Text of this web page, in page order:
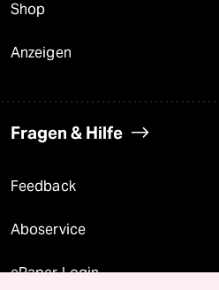
Shop
Anzeigen
Fragen & Hilfe
Feedback
Aboservice
ePaper Login